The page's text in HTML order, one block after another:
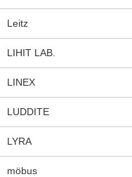
Leitz
LIHIT LAB.
LINEX
LUDDITE
LYRA
möbus